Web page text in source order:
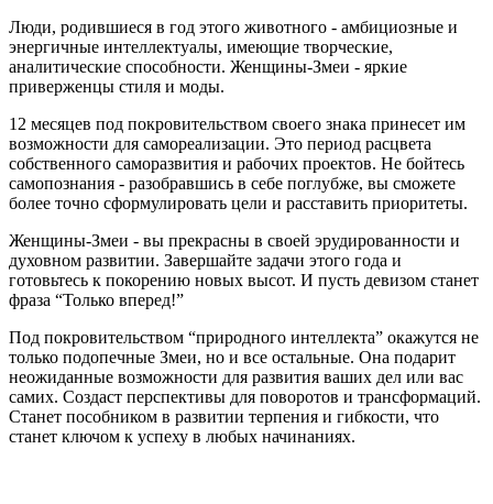
Люди, родившиеся в год этого животного - амбициозные и
энергичные интеллектуалы, имеющие творческие,
аналитические способности. Женщины-Змеи - яркие
приверженцы стиля и моды.
12 месяцев под покровительством своего знака принесет им
возможности для самореализации. Это период расцвета
собственного саморазвития и рабочих проектов. Не бойтесь
самопознания - разобравшись в себе поглубже, вы сможете
более точно сформулировать цели и расставить приоритеты.
Женщины-Змеи - вы прекрасны в своей эрудированности и
духовном развитии. Завершайте задачи этого года и
готовьтесь к покорению новых высот. И пусть девизом станет
фраза “Только вперед!”
Под покровительством “природного интеллекта” окажутся не
только подопечные Змеи, но и все остальные. Она подарит
неожиданные возможности для развития ваших дел или вас
самих. Создаст перспективы для поворотов и трансформаций.
Станет пособником в развитии терпения и гибкости, что
станет ключом к успеху в любых начинаниях.